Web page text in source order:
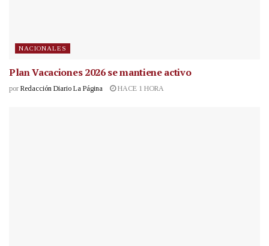
NACIONALES
Plan Vacaciones 2026 se mantiene activo
por Redacción Diario La Página HACE 1 HORA